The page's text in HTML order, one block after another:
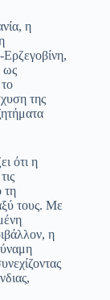
η
ως
της
ότι η
τη
τους. Με
η